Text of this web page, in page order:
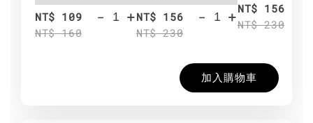
NT$ 109
NT$ 160
- +NT$ 156
NT$ 230
- +NT$ 156
NT$ 230
加入購物車